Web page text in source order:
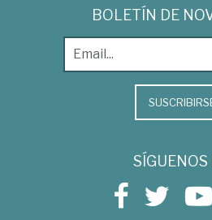
BOLETÍN DE
SÍGUENOS